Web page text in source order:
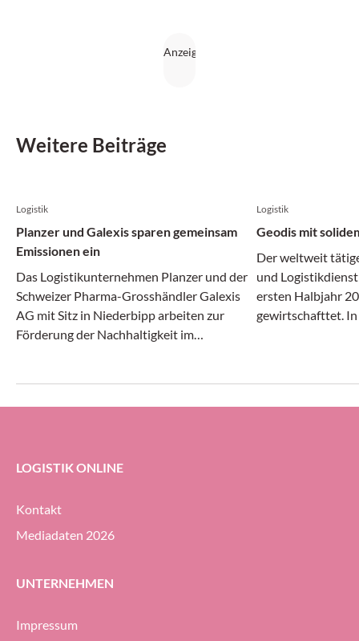
Weitere Beiträge
Logistik
Planzer und Galexis sparen gemeinsam
Emissionen ein
Das Logistikunternehmen Planzer und der
Schweizer Pharma-Grosshändler Galexis
AG mit Sitz in Niederbipp arbeiten zur
Förderung der Nachhaltigkeit im
Logistik
Geodis mit
Der weltweit
und
ersten Halbjahr
gewirtschafttet.
Prozent halten
LOGISTIK ONLINE
Kontakt
Mediadaten 2026
UNTERNEHMEN
Impressum